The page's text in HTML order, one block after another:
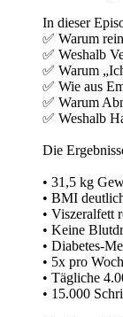
In dieser
✅ Warum
✅ Weshalb
✅ Warum
✅ Wie aus
✅ Warum
✅ Weshalb
Die
• 31,5 kg
• BMI
• Viszeralfett
• Keine
• Diabetes-
• 5x pro
• Tägliche
• 15.000